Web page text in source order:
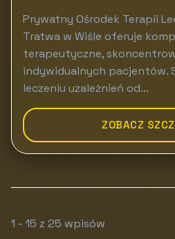
Prywatny Ośrodek Terapii
Tratwa w Wiśle oferuje
terapeutyczne,
indywidualnych pacjentów.
leczeniu uzależnień od...
ZOBACZ
1 - 15 z 25 wpisów